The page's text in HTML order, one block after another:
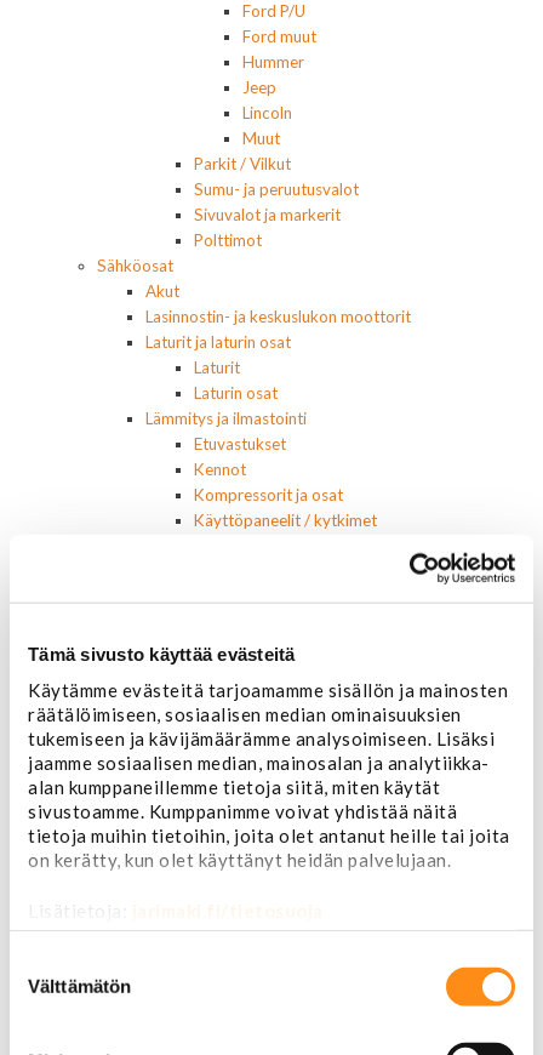
Tämä sivusto käyttää evästeitä
Käytämme evästeitä tarjoamamme sisällön ja mainosten
räätälöimiseen, sosiaalisen median ominaisuuksien
tukemiseen ja kävijämäärämme analysoimiseen. Lisäksi
jaamme sosiaalisen median, mainosalan ja analytiikka-
alan kumppaneillemme tietoja siitä, miten käytät
sivustoamme. Kumppanimme voivat yhdistää näitä
tietoja muihin tietoihin, joita olet antanut heille tai joita
on kerätty, kun olet käyttänyt heidän palvelujaan.
Lisätietoja: jarimaki.fi/tietosuoja
valinta
Välttämätön
Ford P/U
Ford muut
Hummer
Jeep
Lincoln
Muut
Parkit / Vilkut
Sumu- ja peruutusvalot
Sivuvalot ja markerit
Polttimot
Sähköosat
Akut
Lasinnostin- ja keskuslukon moottorit
Laturit ja laturin osat
Laturit
Laturin osat
Lämmitys ja ilmastointi
Etuvastukset
Kennot
Kompressorit ja osat
Käyttöpaneelit / kytkimet
Startit ja startin osat
Starttimoottorin osat
Sytytysosat
Sähköosat
Ajovalokytkimet
Jarruvalokytkimet
Keskuslukon kytkimet
Lasinnostimen kytkimet
Lämmityslaitteen osat
Muut kytkimet ja sähköosat
Nelivedon kytkimet